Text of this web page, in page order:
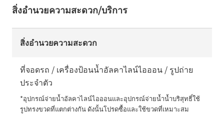
สิ่งอำนวยความสะดวก/บริการ
สิ่งอำนวยความสะดวก
ที่จอดรถ / เครื่องป้อนน้ำอัลคาไลน์ไอออน / รูปถ่าย
ประจำตัว
*อุปกรณ์จ่ายน้ำอัลคาไลน์ไอออนและอุปกรณ์จ่ายน้ำน้ำบริสุทธิ์ใช้
รูปทรงขวดที่แตกต่างกัน ดังนั้นโปรดซื้อและใช้ขวดที่เหมาะสม